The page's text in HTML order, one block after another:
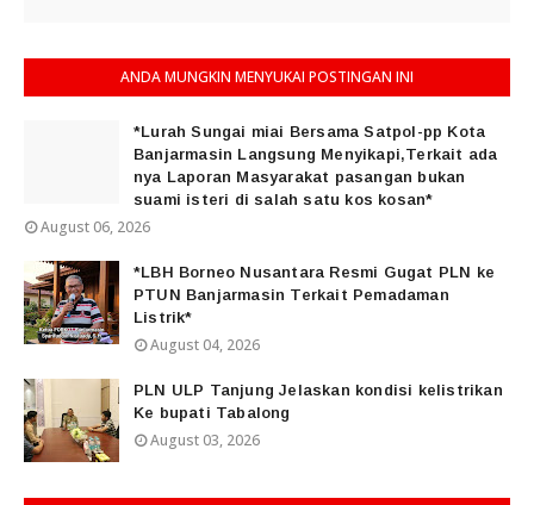
ANDA MUNGKIN MENYUKAI POSTINGAN INI
*Lurah Sungai miai Bersama Satpol-pp Kota
Banjarmasin Langsung Menyikapi,Terkait ada
nya Laporan Masyarakat pasangan bukan
suami isteri di salah satu kos kosan*
August 06, 2026
*LBH Borneo Nusantara Resmi Gugat PLN ke
PTUN Banjarmasin Terkait Pemadaman
Listrik*
August 04, 2026
PLN ULP Tanjung Jelaskan kondisi kelistrikan
Ke bupati Tabalong
August 03, 2026